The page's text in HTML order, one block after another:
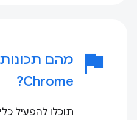
flag
מהם תכונות
Chrome?
תוכלו להפעיל